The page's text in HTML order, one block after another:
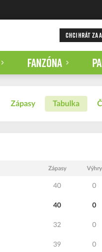
CHCI HRÁT ZA
FANZÓNA
Zápasy Tabulka
Zápasy Výhry
40 0
40 0
32 0
39 0